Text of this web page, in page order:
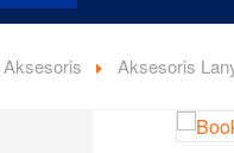
Aksesoris